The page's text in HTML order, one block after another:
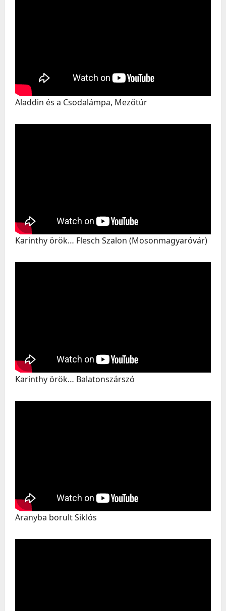
Aladdin és a Csodalámpa, Mezőtúr
Karinthy örök… Flesch Szalon (Mosonmagyaróvár)
Karinthy örök… Balatonszárszó
Aranyba borult Siklós